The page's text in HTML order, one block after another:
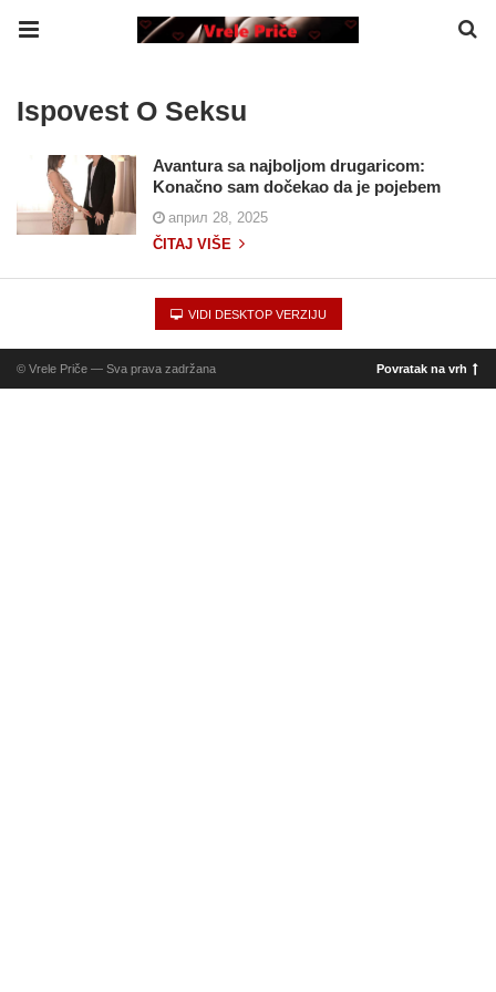
Ispovest O Seksu
Avantura sa najboljom drugaricom:
Konačno sam dočekao da je pojebem
април 28, 2025
ČITAJ VIŠE
VIDI DESKTOP VERZIJU
© Vrele Priče — Sva prava zadržana Povratak na vrh